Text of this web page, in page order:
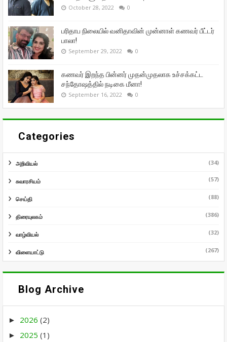
October 28, 2022 0
பரிதாப நிலையில் வனிதாவின் முன்னாள் கணவர் பீட்டர்
பாலா!
September 29, 2022 0
கணவர் இறந்த பின்னர் முதன்முதலாக உச்சக்கட்ட
சந்தோஷத்தில் நடிகை மீனா!
September 16, 2022 0
Categories
அறிவியல் (34)
சுவாரசியம் (57)
செய்தி (88)
திரையுலகம் (386)
வாழ்வியல் (32)
விளையாட்டு (267)
Blog Archive
► 2026 (2)
► 2025 (1)